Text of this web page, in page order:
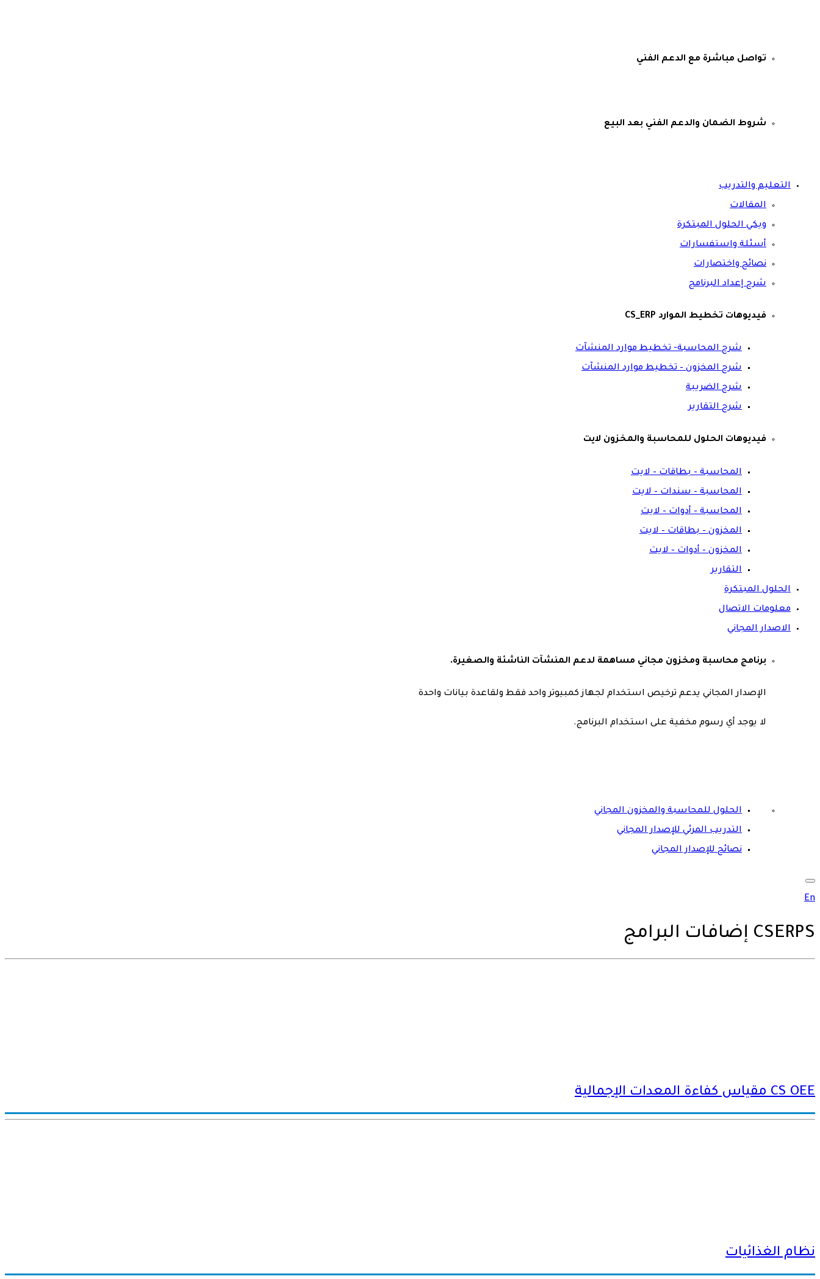
تواصل مباشرة مع الدعم الفني
شروط الضمان والدعم الفني بعد البيع
التعليم والتدريب
المقالات
ويكي الحلول المبتكرة
أسئلة واستفسارات
نصائح واختصارات
شرح إعداد البرنامج
فيديوهات تخطيط الموارد CS_ERP
شرح المحاسبة- تخطيط موارد المنشآت
شرح المخزون – تخطيط موارد المنشآت
شرح الضريبة
شرح التقارير
فيديوهات الحلول للمحاسبة والمخزون لايت
المحاسبة – بطاقات – لايت
المحاسبة – سندات – لايت
المحاسبة – أدوات – لايت
المخزون – بطاقات – لايت
المخزون – أدوات – لايت
التقارير
الحلول المبتكرة
معلومات الاتصال
الاصدار المجاني
برنامج محاسبة ومخزون مجاني مساهمة لدعم المنشآت الناشئة والصغيرة.
الإصدار المجاني يدعم ترخيص استخدام لجهاز كمبيوتر واحد فقط ولقاعدة بيانات واحدة
لا يوجد أي رسوم مخفية على استخدام البرنامج.
الحلول للمحاسبة والمخزون المجاني
التدريب المرئي للإصدار المجاني
نصائح للإصدار المجاني
En
CSERPS إضافات البرامج
CS OEE مقياس كفاءة المعدات الإجمالية
نظام الغذائيات